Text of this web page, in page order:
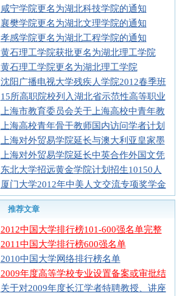
咸宁学院更名为湖北科技学院的通知
襄樊学院更名为湖北文理学院的通知
孝感学院更名为湖北工程学院的通知
黄石理工学院获批更名为湖北理工学院
黄石理工学院更名为湖北理工学院
沈阳广播电视大学残疾人学院2012春季班
15所高职院校列入湖北省示范性高等职业
上海市教育委员会关于上海高校中青年教
上海高校青年骨干教师国内访问学者计划
上海对外贸易学院延长与澳大利亚皇家墨
上海对外贸易学院延长中英合作外国文凭
东北大学招远黄金学院计划招生10150人
厦门大学2012年中美人文交流专项奖学金
推荐文章
2012中国大学排行榜101-600强名单完整
2011中国大学排行榜600强名单
2010中国大学网络排行榜名单
2009年度高等学校专业设置备案或审批结
关于对2009年度长江学者特聘教授、讲座